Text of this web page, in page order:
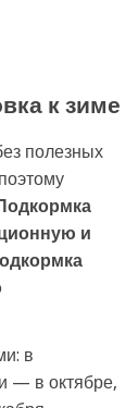
к зиме
полезных
и
в
— в октябре,